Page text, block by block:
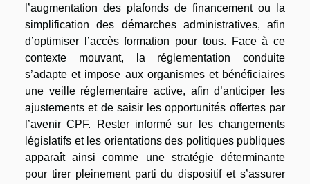
l’augmentation des plafonds de financement ou la
simplification des démarches administratives, afin
d’optimiser l’accès formation pour tous. Face à ce
contexte mouvant, la réglementation conduite
s’adapte et impose aux organismes et bénéficiaires
une veille réglementaire active, afin d’anticiper les
ajustements et de saisir les opportunités offertes par
l’avenir CPF. Rester informé sur les changements
législatifs et les orientations des politiques publiques
apparaît ainsi comme une stratégie déterminante
pour tirer pleinement parti du dispositif et s’assurer